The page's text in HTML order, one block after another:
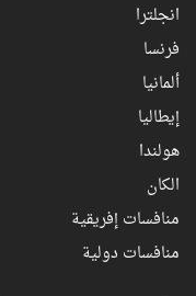
انجلترا
فرنسا
ألمانيا
إيطاليا
هولندا
الكان
منافسات إفريقية
منافسات دولية